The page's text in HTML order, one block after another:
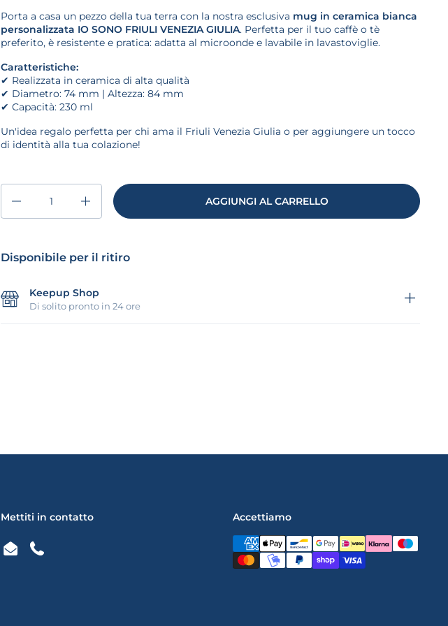
Porta a casa un pezzo della tua terra con la nostra esclusiva mug in ceramica bianca
personalizzata IO SONO FRIULI VENEZIA GIULIA. Perfetta per il tuo caffè o tè
preferito, è resistente e pratica: adatta al microonde e lavabile in lavastoviglie.
Caratteristiche:
✔ Realizzata in ceramica di alta qualità
✔ Diametro: 74 mm | Altezza: 84 mm
✔ Capacità: 230 ml
Un'idea regalo perfetta per chi ama il Friuli Venezia Giulia o per aggiungere un tocco
di identità alla tua colazione!
AGGIUNGI AL CARRELLO
Disponibile per il ritiro
Keepup Shop
Di solito pronto in 24 ore
Mettiti in contatto
EmailPhone
Accettiamo